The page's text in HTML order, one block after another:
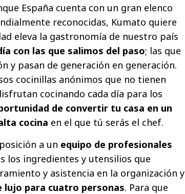
España cuenta con un gran elenco
reconocidas, Kumato quiere
eleva la gastronomía de nuestro país
con las que salimos del paso; las que
y pasan de generación en generación.
cocinillas anónimos que no tienen
cocinando cada día para los
de convertir tu casa en un
cocina en el que tú serás el chef.
a un equipo de profesionales
los ingredientes y utensilios que
y asistencia en la organización y
lujo para cuatro personas. Para que